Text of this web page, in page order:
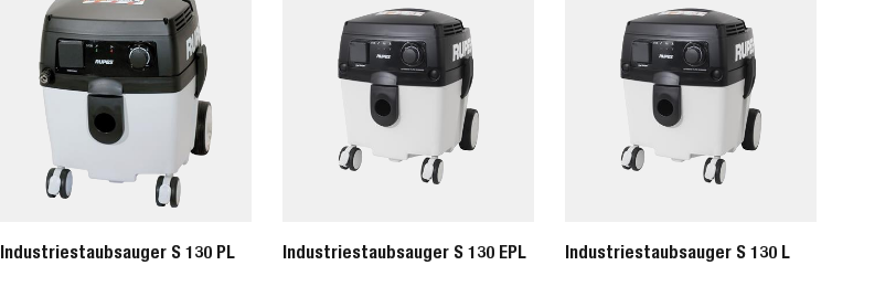
Industriestaubsauger S 130 PL Industriestaubsauger S 130 EPL Industriestaubsauger S 130 L